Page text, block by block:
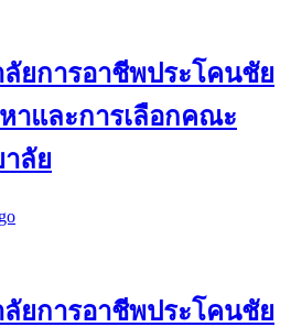
ยการอาชีพประโคนชัย
หาและการเลือกคณะ
ลัย
ยการอาชีพประโคนชัย